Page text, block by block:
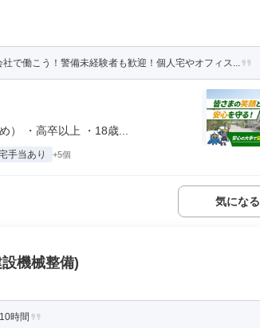
で働こう！警備未経験者も歓迎！個人宅やオフィス...
） ・高卒以上 ・18歳...
手当あり +5個
気になる
機械整備)
時間